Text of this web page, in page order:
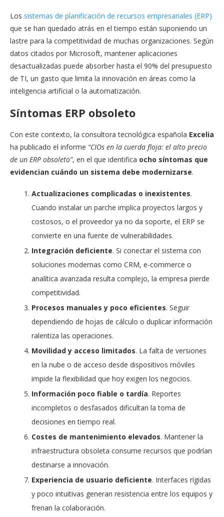
Los sistemas de planificación de recursos empresariales (ERP)
que se han quedado atrás en el tiempo están suponiendo un
lastre para la competitividad de muchas organizaciones. Según
datos citados por Microsoft, mantener aplicaciones
desactualizadas puede absorber hasta el 90% del presupuesto
de TI, un gasto que limita la innovación en áreas como la
inteligencia artificial o la automatización.
Síntomas ERP obsoleto
Con este contexto, la consultora tecnológica española Excelia
ha publicado el informe “CIOs en la cuerda floja: el alto precio
de un ERP obsoleto”, en el que identifica ocho síntomas que
evidencian cuándo un sistema debe modernizarse.
Actualizaciones complicadas o inexistentes.
Cuando instalar un parche implica proyectos largos y
costosos, o el proveedor ya no da soporte, el ERP se
convierte en una fuente de vulnerabilidades.
Integración deficiente. Si conectar el sistema con
soluciones modernas como CRM, e-commerce o
analítica avanzada resulta complejo, la empresa pierde
competitividad.
Procesos manuales y poco eficientes. Seguir
dependiendo de hojas de cálculo o duplicar información
ralentiza las operaciones.
Movilidad y acceso limitados. La falta de versiones
en la nube o de acceso desde dispositivos móviles
impide la flexibilidad que hoy exigen los negocios.
Información poco fiable o tardía. Reportes
incompletos o desfasados dificultan la toma de
decisiones en tiempo real.
Costes de mantenimiento elevados. Mantener la
infraestructura obsoleta consume recursos que podrían
destinarse a innovación.
Experiencia de usuario deficiente. Interfaces rígidas
y poco intuitivas generan resistencia entre los equipos y
frenan la colaboración.